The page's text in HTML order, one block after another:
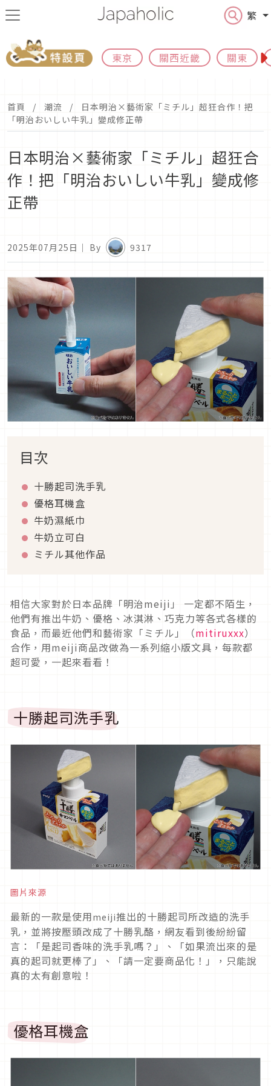
繁
東京 關西近畿 關東
首頁 潮流
日本明治×藝術家「ミチル」超狂合作！把
「明治おいしい牛乳」變成修正帶
日本明治×藝術家「ミチル」超狂合
作！把「明治おいしい牛乳」變成修
正帶
2025年07月25日 ｜ By 9317
目次
十勝起司洗手乳
優格耳機盒
牛奶濕紙巾
牛奶立可白
ミチル其他作品
相信大家對於日本品牌「明治meiji」 一定都不陌生，
他們有推出牛奶、優格、冰淇淋、巧克力等各式各樣的
食品，而最近他們和藝術家「ミチル」（mitiruxxx）
合作，用meiji商品改做為一系列縮小版文具，每款都
超可愛，一起來看看！
十勝起司洗手乳
圖片來源
最新的一款是使用meiji推出的十勝起司所改造的洗手
乳，並將按壓頭改成了十勝乳酪，網友看到後紛紛留
言：「是起司香味的洗手乳嗎？」、「如果流出來的是
真的起司就更棒了」、「請一定要商品化！」，只能說
真的太有創意啦！
優格耳機盒